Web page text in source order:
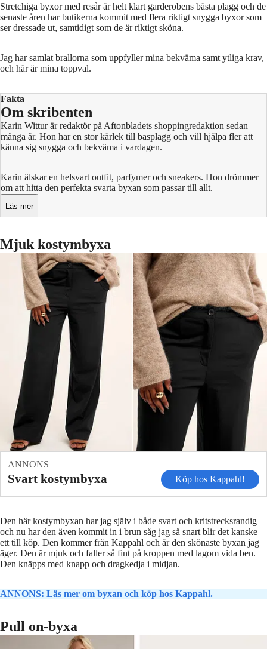
Stretchiga byxor med resår är helt klart garderobens bästa plagg och de
senaste åren har butikerna kommit med flera riktigt snygga byxor som
ser dressade ut, samtidigt som de är riktigt sköna.
Jag har samlat brallorna som uppfyller mina bekväma samt ytliga krav,
och här är mina toppval.
Fakta
Om skribenten
Karin Wittur är redaktör på Aftonbladets shoppingredaktion sedan
många år. Hon har en stor kärlek till basplagg och vill hjälpa fler att
känna sig snygga och bekväma i vardagen.
Karin älskar en helsvart outfit, parfymer och sneakers. Hon drömmer
om att hitta den perfekta svarta byxan som passar till allt.
Läs mer
Mjuk kostymbyxa
ANNONS
Svart kostymbyxa Köp hos Kappahl!
Den här kostymbyxan har jag själv i både svart och kritstrecksrandig –
och nu har den även kommit in i brun såg jag så snart blir det kanske
ett till köp. Den kommer från Kappahl och är den skönaste byxan jag
äger. Den är mjuk och faller så fint på kroppen med lagom vida ben.
Den knäpps med knapp och dragkedja i midjan.
ANNONS: Läs mer om byxan och köp hos Kappahl.
Pull on-byxa